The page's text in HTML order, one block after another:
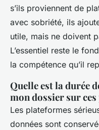
s’ils proviennent de
avec sobriété, ils
utile, mais ne doivent
L’essentiel reste le
la compétence qu’il
Quelle est la durée
mon dossier sur
Les plateformes
données sont